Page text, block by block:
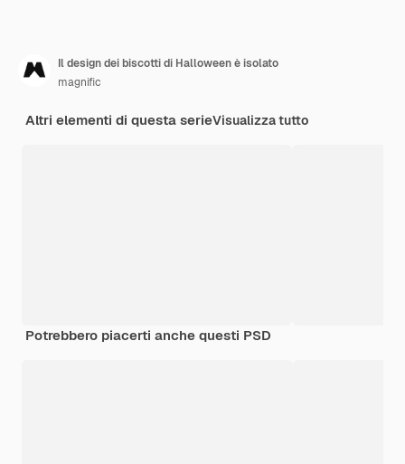
Il design dei biscotti di Halloween è isolato
magnific
Altri elementi di questa serieVisualizza tutto
Potrebbero piacerti anche questi PSD